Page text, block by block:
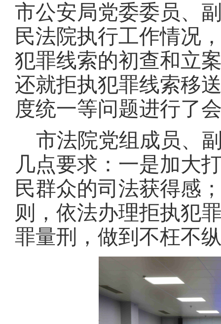
市公安局党委委员、
民法院执行工作情况
犯罪线索的初查和立
还就拒执犯罪线索移
度统一等问题进行了
市法院党组成员、
几点要求：一是加大
民群众的司法获得感
则，依法办理拒执犯
罪量刑，做到不枉不